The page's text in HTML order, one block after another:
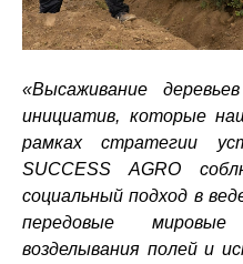
«Высаживание
инициатив, которые
рамках стратегии
SUCCESS AGRO
социальный подход в
передовые
возделывания полей и